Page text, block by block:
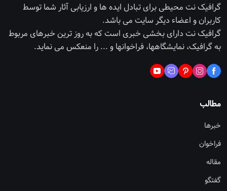
گرافیک نت محیطی برای تبادل ایده ها و ارزیابی آثار شما توسط
کاربران و اعضاء دیگر سایت می باشد.
گرافیک نت دارای بخشی خبری است که به روز ترین خبرهای مربوط
به گرافیک، نمایشگاهها، فراخوانها و ... را منعکس می نماید.
مطالب
خبرها
فراخوان
مقاله
گفتگو